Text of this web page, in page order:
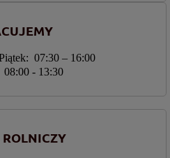
07:30 – 16:00
08:00 - 13:30